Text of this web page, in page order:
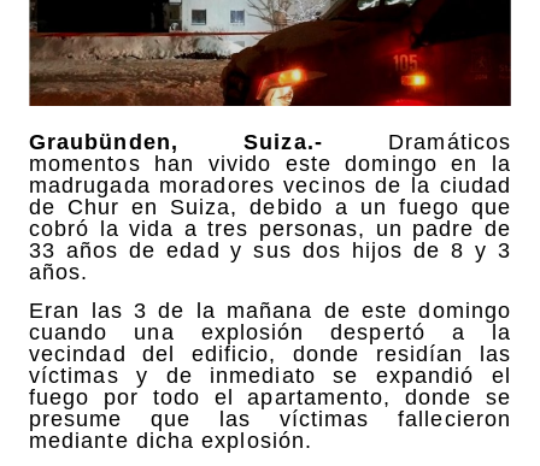
Graubünden, Suiza.- Dramáticos
momentos han vivido este domingo en la
madrugada moradores vecinos de la ciudad
de Chur en Suiza, debido a un fuego que
cobró la vida a tres personas, un padre de
33 años de edad y sus dos hijos de 8 y 3
años.
Eran las 3 de la mañana de este domingo
cuando una explosión despertó a la
vecindad del edificio, donde residían las
víctimas y de inmediato se expandió el
fuego por todo el apartamento, donde se
presume que las víctimas fallecieron
mediante dicha explosión.